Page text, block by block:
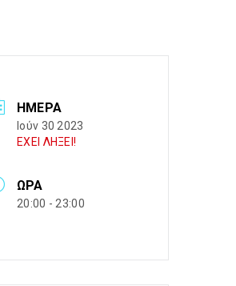
ΗΜΈΡΑ
Ιούν 30 2023
ΕΧΕΙ ΛΗΞΕΙ!
ΏΡΑ
20:00 - 23:00